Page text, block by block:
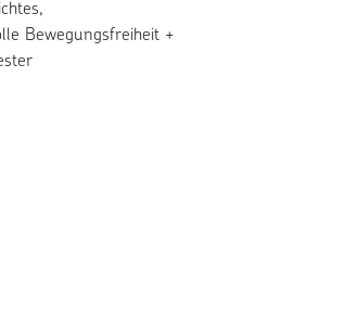
Bewegungsfreiheit +